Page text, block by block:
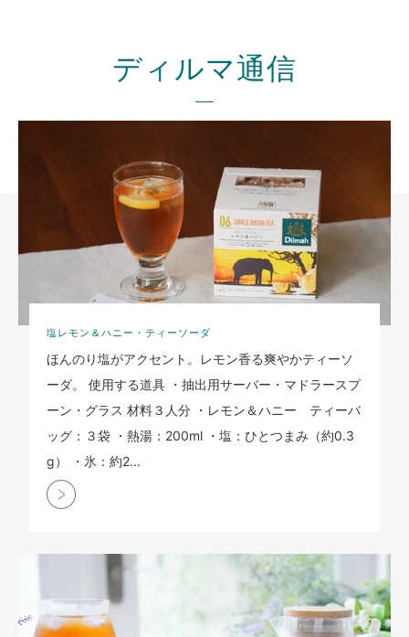
ディルマ通信
塩レモン＆ハニー・ティーソーダ
ほんのり塩がアクセント。レモン香る爽やかティーソ
ーダ。 使用する道具 ・抽出用サーバー・マドラースプ
ーン・グラス 材料３人分 ・レモン＆ハニー ティーバ
ッグ：３袋 ・熱湯：200ml ・塩：ひとつまみ（約0.3
g） ・氷：約2...